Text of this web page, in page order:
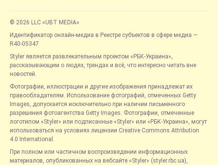
© 2026 LLC «UBT MEDIA»
Идентификатор онлайн-медиа в Реестре субъектов в сфере медиа —
R40-05347
Styler является развлекательным проектом «РБК-Украина»,
рассказывающим о людях, трендах и всё, что интересно читать вне
новостей.
Фотографии, иллюстрации и другие изображения принадлежат их
правообладателям. Использование фотографий, отмеченных Getty
Images, допускается исключительно при наличии письменного
разрешения фотоагентства Getty Images. Фотографии, отмеченные
логотипом «Styler» или подписанные «Styler» или «РБК-Украина», могут
использоваться на условиях лицензии Creative Commons Attribution
4.0 International.
При полном или частичном воспроизведении информационных
материалов, опубликованных на вебсайте «Styler» (styler.rbc.ua),